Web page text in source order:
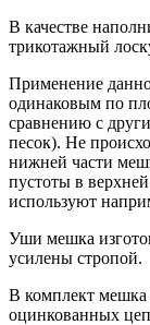
В качестве
трикотажный
Применение
одинаковым по
сравнению с
песок). Не
нижней части
пустоты в
используют
Уши мешка
усилены стропой.
В комплект мешка
оцинкованных